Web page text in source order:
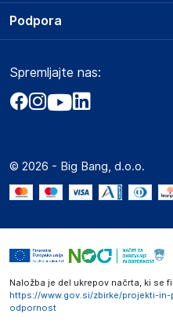
O podjetju
Obvestila za javnost
Akt o digitalnih storitvah
Marketplace za partnerje
Novosti
Storitve
Dostava, vnos in odvoz
Zavarovanje izdelkov
Podpora
Marketplace
Kako oddati naročilo?
Spremljajte nas:
© 2026 - Big Bang, d.o.o.
Naložba je del ukrepov načrta, ki se
https://www.gov.si/zbirke/projekti-
odpornost